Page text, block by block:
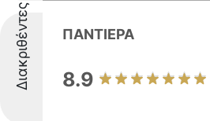
Διακριθέντες ΠΑΝΤΙΕΡΑ
8.9